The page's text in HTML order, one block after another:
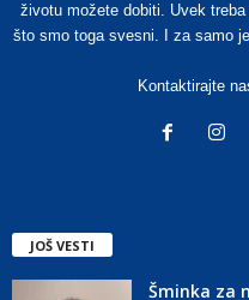
životu možete dobiti. Uvek
što smo toga svesni. I za samo
Kontaktirajte
JOŠ VESTI
Šminka za